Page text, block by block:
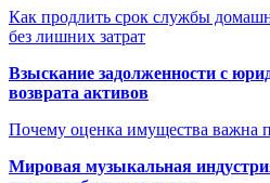
Как продлить срок службы
без лишних затрат
Взыскание задолженности с
возврата активов
Почему оценка имущества важна
Мировая музыкальная